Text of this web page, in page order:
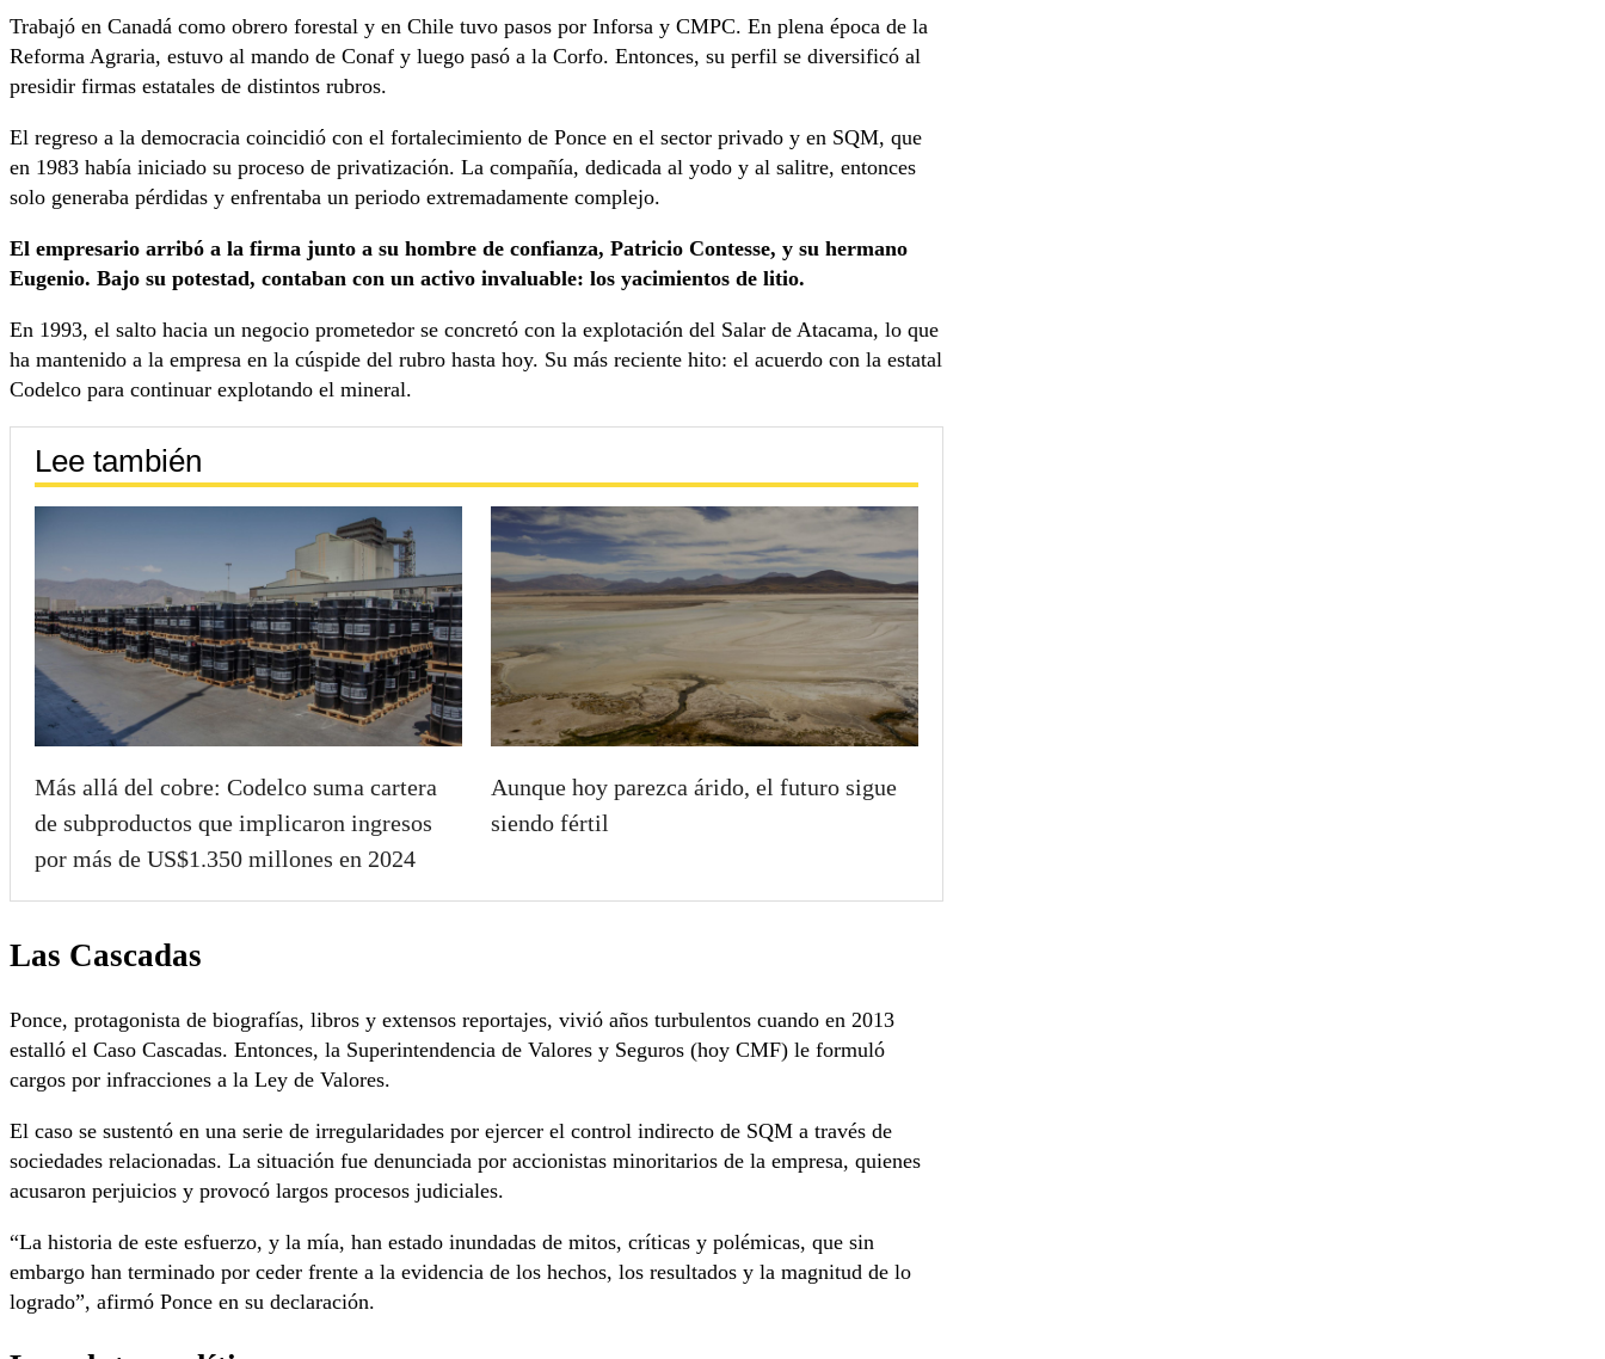
Trabajó en Canadá como obrero forestal y en Chile tuvo pasos por Inforsa y CMPC. En plena época de la
Reforma Agraria, estuvo al mando de Conaf y luego pasó a la Corfo. Entonces, su perfil se diversificó al
presidir firmas estatales de distintos rubros.
El regreso a la democracia coincidió con el fortalecimiento de Ponce en el sector privado y en SQM, que
en 1983 había iniciado su proceso de privatización. La compañía, dedicada al yodo y al salitre, entonces
solo generaba pérdidas y enfrentaba un periodo extremadamente complejo.
El empresario arribó a la firma junto a su hombre de confianza, Patricio Contesse, y su hermano
Eugenio. Bajo su potestad, contaban con un activo invaluable: los yacimientos de litio.
En 1993, el salto hacia un negocio prometedor se concretó con la explotación del Salar de Atacama, lo que
ha mantenido a la empresa en la cúspide del rubro hasta hoy. Su más reciente hito: el acuerdo con la estatal
Codelco para continuar explotando el mineral.
Lee también
Más allá del cobre: Codelco suma cartera
de subproductos que implicaron ingresos
por más de US$1.350 millones en 2024
Aunque hoy parezca árido, el futuro sigue
siendo fértil
Las Cascadas
Ponce, protagonista de biografías, libros y extensos reportajes, vivió años turbulentos cuando en 2013
estalló el Caso Cascadas. Entonces, la Superintendencia de Valores y Seguros (hoy CMF) le formuló
cargos por infracciones a la Ley de Valores.
El caso se sustentó en una serie de irregularidades por ejercer el control indirecto de SQM a través de
sociedades relacionadas. La situación fue denunciada por accionistas minoritarios de la empresa, quienes
acusaron perjuicios y provocó largos procesos judiciales.
“La historia de este esfuerzo, y la mía, han estado inundadas de mitos, críticas y polémicas, que sin
embargo han terminado por ceder frente a la evidencia de los hechos, los resultados y la magnitud de lo
logrado”, afirmó Ponce en su declaración.